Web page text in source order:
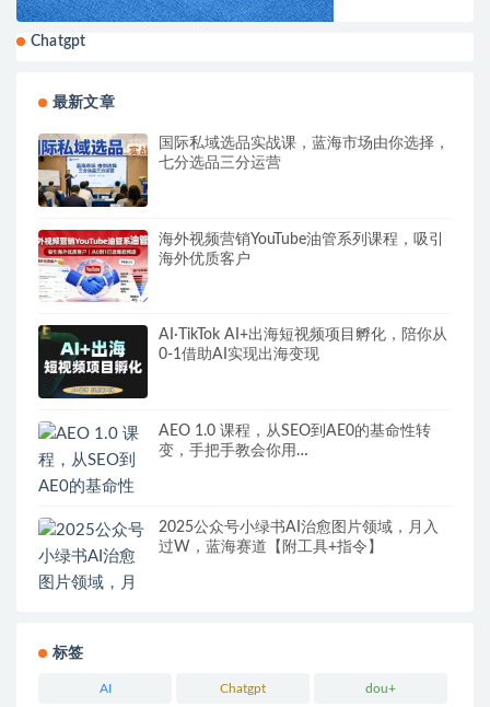
Chatgpt
最新文章
国际私域选品实战课，蓝海市场由你选择，
七分选品三分运营
海外视频营销YouTube油管系列课程，吸引
海外优质客户
AI·TikTok AI+出海短视频项目孵化，陪你从
0-1借助AI实现出海变现
AEO 1.0 课程，从SEO到AE0的基命性转
变，手把手教会你用
2025公众号小绿书AI治愈图片领域，月入
过W，蓝海赛道【附工具+指令】
标签
AI Chatgpt dou+